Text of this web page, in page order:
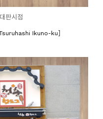
판시점
Ikuno-ku]